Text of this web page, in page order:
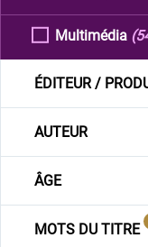
Multimédia
ÉDITEUR /
AUTEUR
ÂGE
MOTS DU TITRE